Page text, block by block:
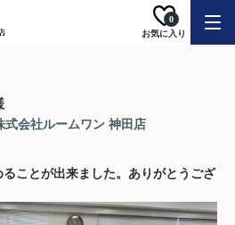
お気に入り
0
式会社ルームワン 神田店
ことが出来ました。ありがとうござ